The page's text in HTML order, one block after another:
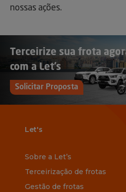
nossas ações.
Terceirize sua frota
com a Let’s
Solicitar Proposta
Let's
Sobre a Let’s
Terceirização de frotas
Gestão de frotas